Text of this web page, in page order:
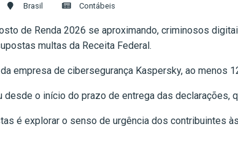
Brasil Contábeis
de Renda 2026 se aproximando, criminosos
multas da Receita Federal.
empresa de cibersegurança Kaspersky, ao
desde o início do prazo de entrega das
é explorar o senso de urgência dos contribuintes